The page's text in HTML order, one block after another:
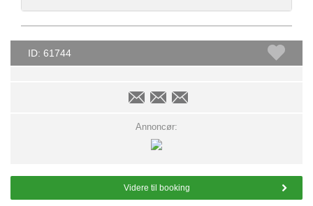
ID: 61744
Annoncør:
Videre til booking